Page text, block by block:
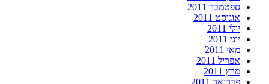
ספטמבר 2011
אוגוסט 2011
יולי 2011
יוני 2011
מאי 2011
אפריל 2011
מרץ 2011
פברואר 2011